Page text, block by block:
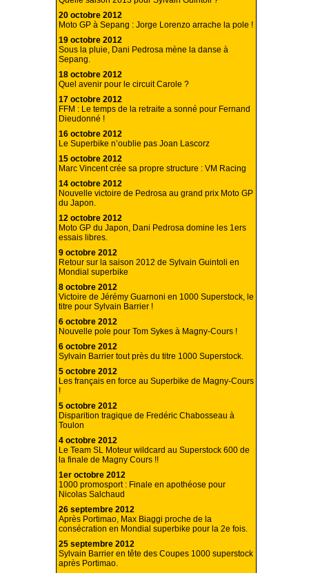
20 octobre 2012
Moto GP à Sepang : Jorge Lorenzo arrache la pole !
19 octobre 2012
Sous la pluie, Dani Pedrosa mène la danse à
Sepang.
18 octobre 2012
Quel avenir pour le circuit Carole ?
17 octobre 2012
FFM : Le temps de la retraite a sonné pour Fernand
Dieudonné !
16 octobre 2012
Le Superbike n’oublie pas Joan Lascorz
15 octobre 2012
Marc Vincent crée sa propre structure : VM Racing
14 octobre 2012
Nouvelle victoire de Pedrosa au grand prix Moto GP
du Japon.
12 octobre 2012
Moto GP du Japon, Dani Pedrosa domine les 1ers
essais libres.
9 octobre 2012
Retour sur la saison 2012 de Sylvain Guintoli en
Mondial superbike
8 octobre 2012
Victoire de Jérémy Guarnoni en 1000 Superstock, le
titre pour Sylvain Barrier !
6 octobre 2012
Nouvelle pole pour Tom Sykes à Magny-Cours !
6 octobre 2012
Sylvain Barrier tout près du titre 1000 Superstock.
5 octobre 2012
Les français en force au Superbike de Magny-Cours
!
5 octobre 2012
Disparition tragique de Fredéric Chabosseau à
Toulon
4 octobre 2012
Le Team SL Moteur wildcard au Superstock 600 de
la finale de Magny Cours !!
1er octobre 2012
1000 promosport : Finale en apothéose pour
Nicolas Salchaud
26 septembre 2012
Après Portimao, Max Biaggi proche de la
consécration en Mondial superbike pour la 2e fois.
25 septembre 2012
Sylvain Barrier en tête des Coupes 1000 superstock
après Portimao.